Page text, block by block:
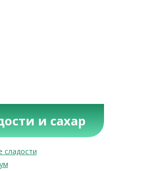
и сахар
сладости